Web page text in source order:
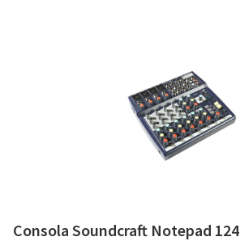
Consola Soundcraft Notepad 124